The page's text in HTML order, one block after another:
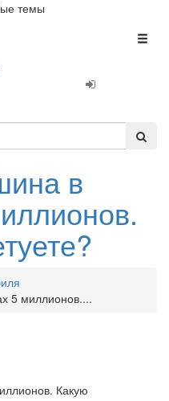
темы
в
5 миллионов....
Какую